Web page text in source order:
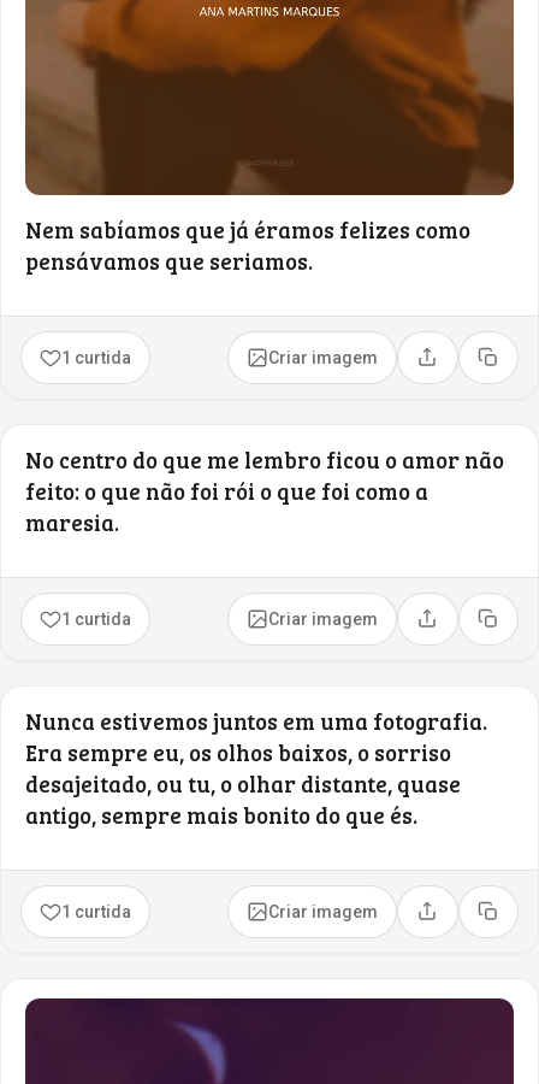
Nem sabíamos que já éramos felizes como
pensávamos que seriamos.
1 curtida Criar imagem Compartilhar
Copiar
No centro do que me lembro ficou o amor não
feito: o que não foi rói o que foi como a
maresia.
1 curtida Criar imagem Compartilhar
Copiar
Nunca estivemos juntos em uma fotografia.
Era sempre eu, os olhos baixos, o sorriso
desajeitado, ou tu, o olhar distante, quase
antigo, sempre mais bonito do que és.
1 curtida Criar imagem Compartilhar
Copiar